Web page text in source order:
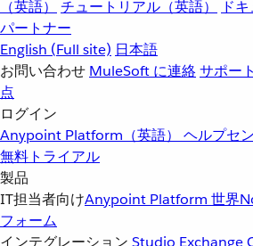
（英語）
チュートリアル（英語）
ド
パートナー
English (Full site) 日本語
お問い合わせ MuleSoft に連絡サポー
点
ログイン
Anypoint Platform（英語） ヘルプセ
無料トライアル
製品
IT担当者向けAnypoint Platform 世界
フォーム
インテグレーション Studio Exchange